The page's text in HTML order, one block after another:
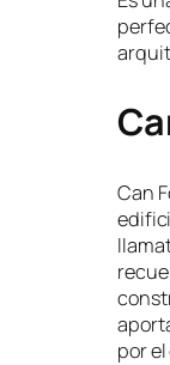
Can
por